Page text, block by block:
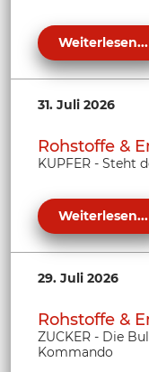
Weiterlesen...
31. Juli 2026
Rohstoffe &
KUPFER - Steht
Weiterlesen...
29. Juli 2026
Rohstoffe &
ZUCKER - Die
Kommando